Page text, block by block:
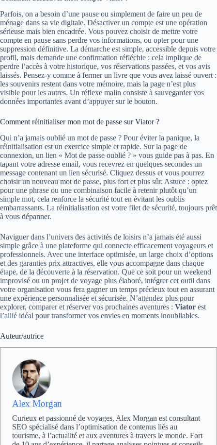
Parfois, on a besoin d’une pause ou simplement de faire un peu de
ménage dans sa vie digitale. Désactiver un compte est une opération
sérieuse mais bien encadrée. Vous pouvez choisir de mettre votre
compte en pause sans perdre vos informations, ou opter pour une
suppression définitive. La démarche est simple, accessible depuis votre
profil, mais demande une confirmation réfléchie : cela implique de
perdre l’accès à votre historique, vos réservations passées, et vos avis
laissés. Pensez-y comme à fermer un livre que vous avez laissé ouvert :
les souvenirs restent dans votre mémoire, mais la page n’est plus
visible pour les autres. Un réflexe malin consiste à sauvegarder vos
données importantes avant d’appuyer sur le bouton.
Comment réinitialiser mon mot de passe sur Viator ?
Qui n’a jamais oublié un mot de passe ? Pour éviter la panique, la
réinitialisation est un exercice simple et rapide. Sur la page de
connexion, un lien « Mot de passe oublié ? » vous guide pas à pas. En
tapant votre adresse email, vous recevrez en quelques secondes un
message contenant un lien sécurisé. Cliquez dessus et vous pourrez
choisir un nouveau mot de passe, plus fort et plus sûr. Astuce : optez
pour une phrase ou une combinaison facile à retenir plutôt qu’un
simple mot, cela renforce la sécurité tout en évitant les oublis
embarrassants. La réinitialisation est votre filet de sécurité, toujours prêt
à vous dépanner.
Naviguer dans l’univers des activités de loisirs n’a jamais été aussi
simple grâce à une plateforme qui connecte efficacement voyageurs et
professionnels. Avec une interface optimisée, un large choix d’options
et des garanties prix attractives, elle vous accompagne dans chaque
étape, de la découverte à la réservation. Que ce soit pour un weekend
improvisé ou un projet de voyage plus élaboré, intégrer cet outil dans
votre organisation vous fera gagner un temps précieux tout en assurant
une expérience personnalisée et sécurisée. N’attendez plus pour
explorer, comparer et réserver vos prochaines aventures : Viator est
l’allié idéal pour transformer vos envies en moments inoubliables.
Auteur/autrice
Alex Morgan
Curieux et passionné de voyages, Alex Morgan est consultant
SEO spécialisé dans l’optimisation de contenus liés au
tourisme, à l’actualité et aux aventures à travers le monde. Fort